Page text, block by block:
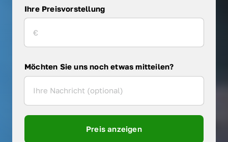
Ihre Preisvorstellung
Möchten Sie uns noch etwas mitteilen?
Preis anzeigen